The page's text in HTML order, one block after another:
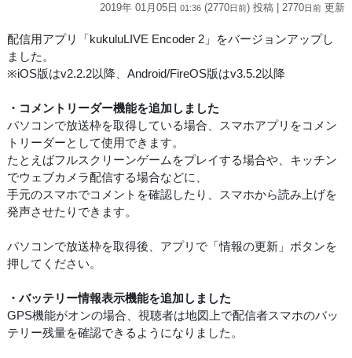
2019年 01月05日 01:36 (2770日前) 投稿 | 2770日前 更新
配信用アプリ「kukuluLIVE Encoder 2」をバージョンアップし
ました。
※iOS版はv2.2.2以降、Android/FireOS版はv3.5.2以降
・コメントリーダー機能を追加しました
パソコンで放送枠を取得している場合、スマホアプリをコメン
トリーダーとして使用できます。
たとえばフルスクリーンゲームをプレイする場合や、キッチン
でウェブカメラ配信する場合などに、
手元のスマホでコメントを確認したり、スマホから読み上げを
発声させたりできます。
パソコンで放送枠を取得後、アプリで「情報の更新」ボタンを
押してください。
・バッテリー情報表示機能を追加しました
GPS機能がオンの場合、視聴者は地図上で配信者スマホのバッ
テリー残量を確認できるようになりました。